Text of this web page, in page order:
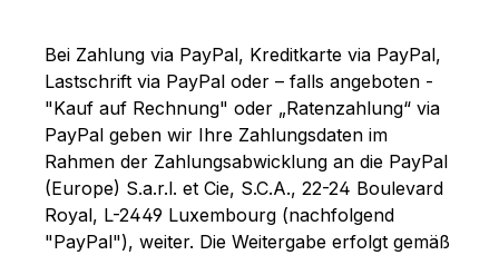
Bei Zahlung via PayPal, Kreditkarte via PayPal,
Lastschrift via PayPal oder – falls angeboten -
"Kauf auf Rechnung" oder „Ratenzahlung“ via
PayPal geben wir Ihre Zahlungsdaten im
Rahmen der Zahlungsabwicklung an die PayPal
(Europe) S.a.r.l. et Cie, S.C.A., 22-24 Boulevard
Royal, L-2449 Luxembourg (nachfolgend
"PayPal"), weiter. Die Weitergabe erfolgt gemäß